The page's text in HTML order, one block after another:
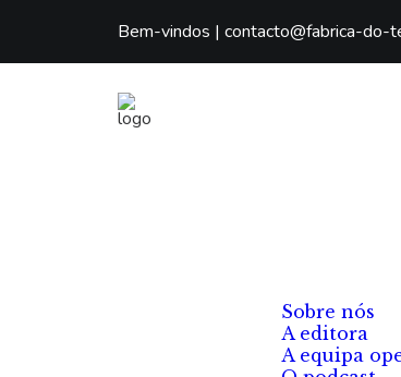
Bem-vindos | contacto@fabrica-do-
Sobre nós
A editora
A equipa